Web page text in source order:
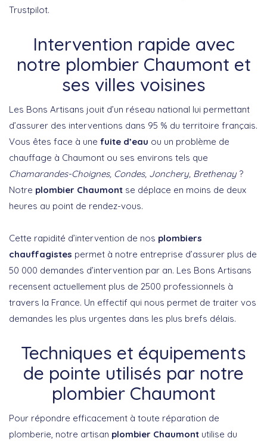
Trustpilot.
Intervention rapide avec
notre plombier Chaumont et
ses villes voisines
Les Bons Artisans jouit d’un réseau national lui permettant
d’assurer des interventions dans 95 % du territoire français.
Vous êtes face à une fuite d’eau ou un problème de
chauffage à Chaumont ou ses environs tels que
Chamarandes-Choignes, Condes, Jonchery, Brethenay?
Notre plombier Chaumont se déplace en moins de deux
heures au point de rendez-vous.
Cette rapidité d’intervention de nos plombiers
chauffagistes permet à notre entreprise d’assurer plus de
50 000 demandes d’intervention par an. Les Bons Artisans
recensent actuellement plus de 2500 professionnels à
travers la France. Un effectif qui nous permet de traiter vos
demandes les plus urgentes dans les plus brefs délais.
Techniques et équipements
de pointe utilisés par notre
plombier Chaumont
Pour répondre efficacement à toute réparation de
plomberie, notre artisan plombier Chaumont utilise du